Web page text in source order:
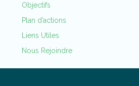
Objectifs
Plan d’actions
Liens Utiles
Nous Rejoindre